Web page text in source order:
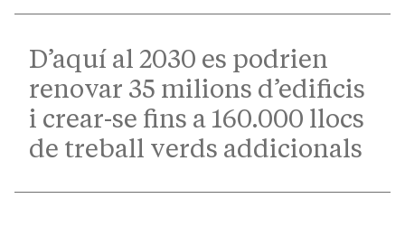
D’aquí al 2030 es podrien
renovar 35 milions d’edificis
i crear-se fins a 160.000 llocs
de treball verds addicionals